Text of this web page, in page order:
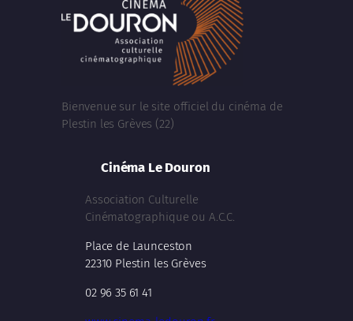
Bienvenue sur le site officiel du cinéma de
Plestin les Grèves (22)
Cinéma Le Douron
Association Culturelle
Cinématographique ou A.C.C.
Place de Launceston
22310 Plestin les Grèves
02 96 35 61 41